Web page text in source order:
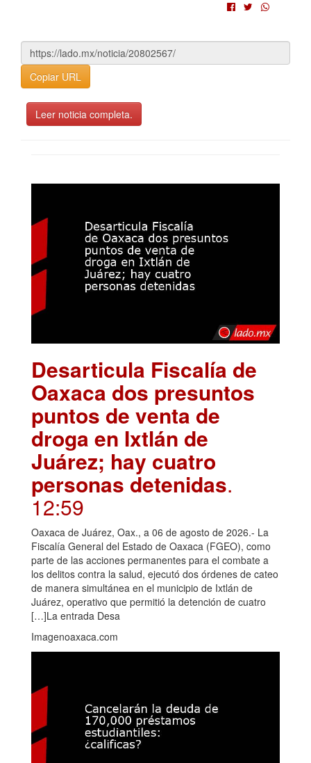
Copiar URL
Leer noticia completa.
Desarticula Fiscalía de
Oaxaca dos presuntos
puntos de venta de
droga en Ixtlán de
Juárez; hay cuatro
personas detenidas.
12:59
Oaxaca de Juárez, Oax., a 06 de agosto de 2026.- La
Fiscalía General del Estado de Oaxaca (FGEO), como
parte de las acciones permanentes para el combate a
los delitos contra la salud, ejecutó dos órdenes de cateo
de manera simultánea en el municipio de Ixtlán de
Juárez, operativo que permitió la detención de cuatro
[…]La entrada Desa
Imagenoaxaca.com